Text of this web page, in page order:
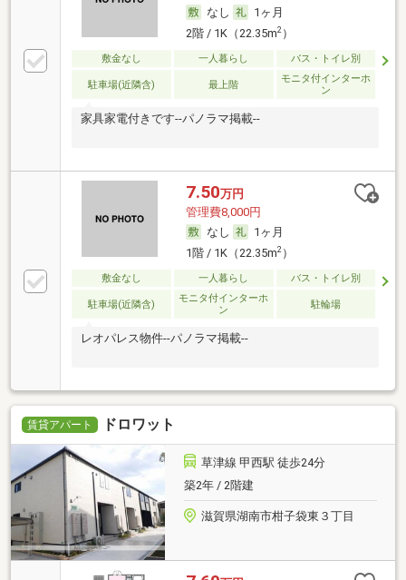
なし
1ヶ月
2階 / 1K（22.35m2）
敷金なし 一人暮らし バス・トイレ別
駐車場(近隣含) 最上階
モニタ付インターホ
ン
家具家電付きです--パノラマ掲載--
7.50万円
管理費8,000円
なし
1ヶ月
1階 / 1K（22.35m2）
敷金なし 一人暮らし バス・トイレ別
駐車場(近隣含)
モニタ付インターホ
ン
駐輪場
レオパレス物件--パノラマ掲載--
賃貸アパート ドロワット
草津線 甲西駅 徒歩24分
築2年 / 2階建
滋賀県湖南市柑子袋東３丁目